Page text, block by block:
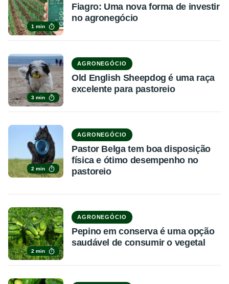
1 min
Fiagro: Uma nova forma de investir
no agronegócio
3 min
AGRONEGÓCIO
Old English Sheepdog é uma raça
excelente para pastoreio
2 min
AGRONEGÓCIO
Pastor Belga tem boa disposição
física e ótimo desempenho no
pastoreio
2 min
AGRONEGÓCIO
Pepino em conserva é uma opção
saudável de consumir o vegetal